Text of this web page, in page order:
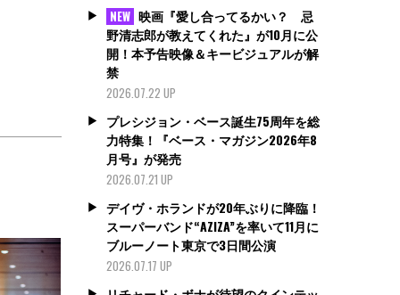
NEW 映画『愛し合ってるかい？ 忌
野清志郎が教えてくれた』が10月に公
開！本予告映像＆キービジュアルが解
禁
2026.07.22 UP
プレシジョン・ベース誕生75周年を総
力特集！『ベース・マガジン2026年8
月号』が発売
2026.07.21 UP
デイヴ・ホランドが20年ぶりに降臨！
スーパーバンド“AZIZA”を率いて11月に
ブルーノート東京で3日間公演
2026.07.17 UP